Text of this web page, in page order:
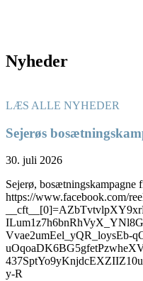
Nyheder
LÆS ALLE NYHEDER
Sejerøs
30. juli 2026
Sejerø, bosætningskampagne
https://www.facebook.com/
Vvae2umEel_yQR_loysEb-
y-R